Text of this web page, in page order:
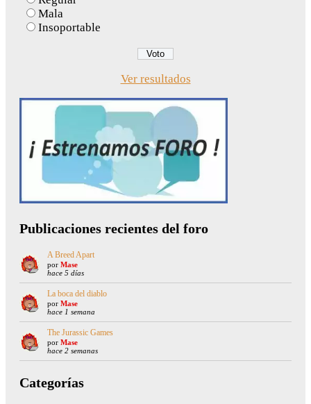
Mala
Insoportable
Ver resultados
Publicaciones recientes del foro
A Breed Apart
por Mase
hace 5 días
La boca del diablo
por Mase
hace 1 semana
The Jurassic Games
por Mase
hace 2 semanas
Categorías